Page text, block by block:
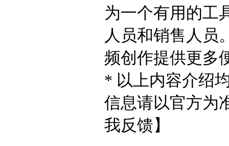
为一个有用的工
人员和销售人员
频创作提供更多
* 以上内容介绍
信息请以官方为
我反馈】